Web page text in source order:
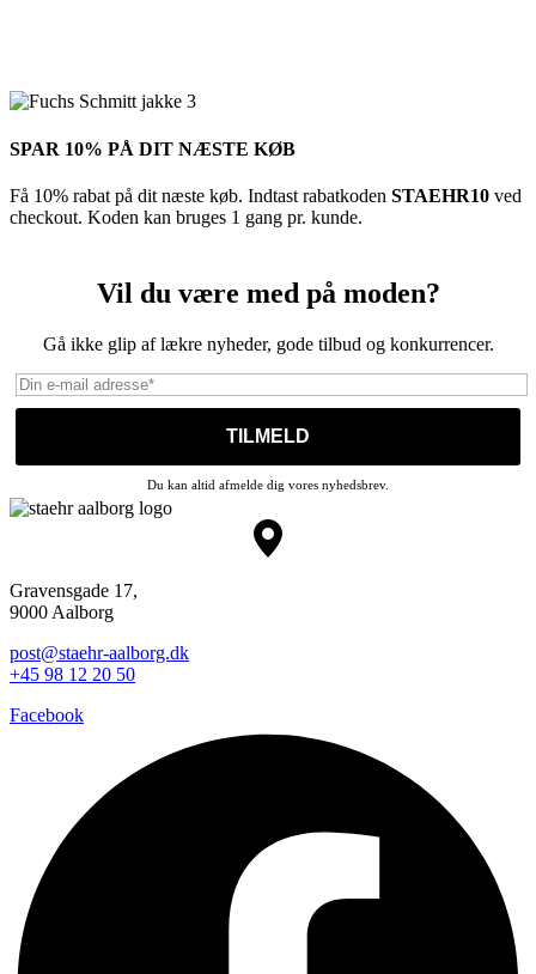
SPAR 10% PÅ DIT NÆSTE KØB
Få 10% rabat på dit næste køb. Indtast rabatkoden STAEHR10 ved
checkout. Koden kan bruges 1 gang pr. kunde.
Vil du være med på moden?
Gå ikke glip af lækre nyheder, gode tilbud og konkurrencer.
Du kan altid afmelde dig vores nyhedsbrev.
Gravensgade 17,
9000 Aalborg
post@staehr-aalborg.dk
+45 98 12 20 50
Facebook